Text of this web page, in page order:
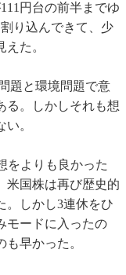
円台の前半までゆ
り込んできて、少
た。
題と環境問題で意
る。しかしそれも想
。
をよりも良かった
米国株は再び歴史的
。しかし3連休をひ
モードに入ったの
早かった。